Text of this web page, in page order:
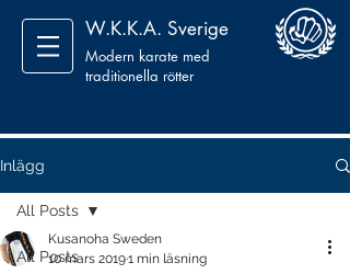
W.K.K.A. Sverige
Modern karate med
traditionella rötter
Inlägg
All Posts
All Posts
Kusanoha Sweden
10 mars 20191 min läsning